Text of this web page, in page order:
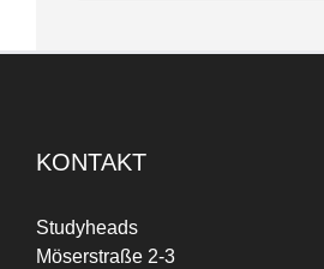
KONTAKT
Studyheads
Möserstraße 2-3